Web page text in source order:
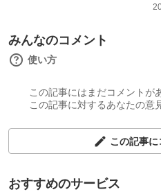
みんなのコメント
使い方
この記事にはまだコメントが
この記事に対するあなたの意
この記事
おすすめのサービス